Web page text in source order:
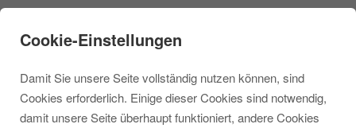
Cookie-Einstellungen
Damit Sie unsere Seite vollständig nutzen können, sind
Cookies erforderlich. Einige dieser Cookies sind notwendig,
damit unsere Seite überhaupt funktioniert, andere Cookies